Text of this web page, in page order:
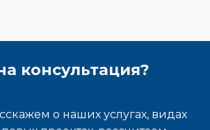
консультация?
о наших услугах, видах